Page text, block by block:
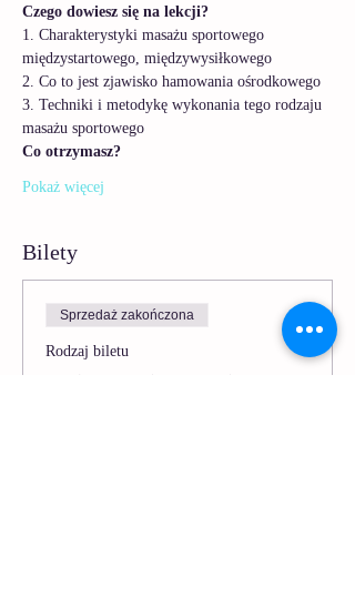
Czego dowiesz się na lekcji?
1. Charakterystyki masażu sportowego
międzystartowego, międzywysiłkowego
2. Co to jest zjawisko hamowania ośrodkowego
3. Techniki i metodykę wykonania tego rodzaju
masażu sportowego
Co otrzymasz?
Pokaż więcej
Bilety
Sprzedaż zakończona
Rodzaj biletu